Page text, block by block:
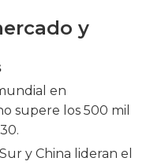
y
en
supere los 500 mil
y China lideran el